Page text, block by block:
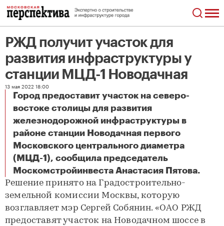
РЖД получит участок для
развития инфраструктуры у
станции МЦД-1 Новодачная
13 мая 2022 18:00
Город предоставит участок на северо-
востоке столицы для развития
железнодорожной инфраструктуры в
районе станции Новодачная первого
Московского центрального диаметра
(МЦД-1), сообщила председатель
Москомстройинвеста Анастасия Пятова.
Решение принято на Градостроительно-
земельной комиссии Москвы, которую
возглавляет мэр Сергей Собянин. «ОАО РЖД
предоставят участок на Новодачном шоссе в